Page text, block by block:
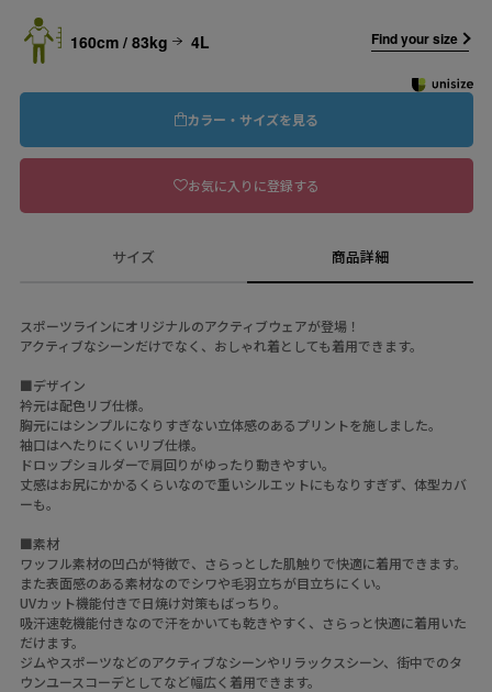
160cm / 83kg 4L Find your size
カラー・サイズを見る
お気に入りに登録する
サイズ 商品詳細
スポーツラインにオリジナルのアクティブウェアが登場！
アクティブなシーンだけでなく、おしゃれ着としても着用できます。
■デザイン
衿元は配色リブ仕様。
胸元にはシンプルになりすぎない立体感のあるプリントを施しました。
袖口はへたりにくいリブ仕様。
ドロップショルダーで肩回りがゆったり動きやすい。
丈感はお尻にかかるくらいなので重いシルエットにもなりすぎず、体型カバ
ーも。
■素材
ワッフル素材の凹凸が特徴で、さらっとした肌触りで快適に着用できます。
また表面感のある素材なのでシワや毛羽立ちが目立ちにくい。
UVカット機能付きで日焼け対策もばっちり。
吸汗速乾機能付きなので汗をかいても乾きやすく、さらっと快適に着用いた
だけます。
ジムやスポーツなどのアクティブなシーンやリラックスシーン、街中でのタ
ウンユースコーデとしてなど幅広く着用できます。